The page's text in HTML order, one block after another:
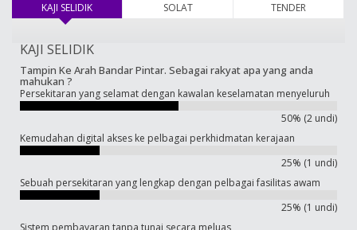
KAJI SELIDIK(tab aktif) SOLAT TENDER
KAJI SELIDIK
Tampin Ke Arah Bandar Pintar. Sebagai rakyat apa yang anda
mahukan ?
Persekitaran yang selamat dengan kawalan keselamatan menyeluruh
50% (2 undi)
Kemudahan digital akses ke pelbagai perkhidmatan kerajaan
25% (1 undi)
Sebuah persekitaran yang lengkap dengan pelbagai fasilitas awam
25% (1 undi)